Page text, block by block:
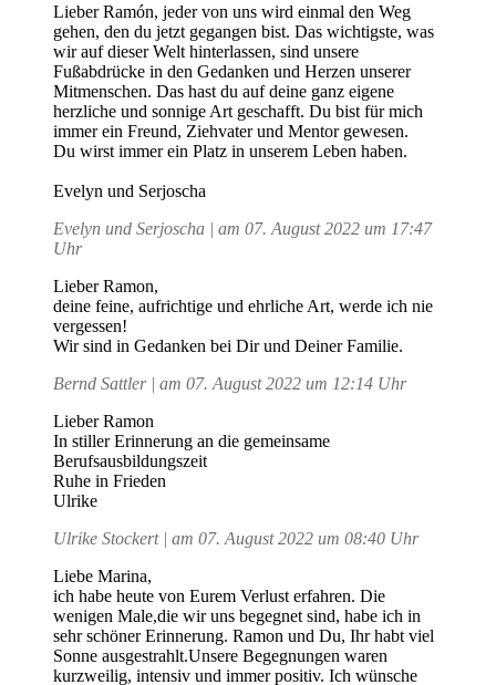
Lieber Ramón, jeder von uns wird einmal den Weg
gehen, den du jetzt gegangen bist. Das wichtigste, was
wir auf dieser Welt hinterlassen, sind unsere
Fußabdrücke in den Gedanken und Herzen unserer
Mitmenschen. Das hast du auf deine ganz eigene
herzliche und sonnige Art geschafft. Du bist für mich
immer ein Freund, Ziehvater und Mentor gewesen.
Du wirst immer ein Platz in unserem Leben haben.
Evelyn und Serjoscha
Evelyn und Serjoscha | am 07. August 2022 um 17:47
Uhr
Lieber Ramon,
deine feine, aufrichtige und ehrliche Art, werde ich nie
vergessen!
Wir sind in Gedanken bei Dir und Deiner Familie.
Bernd Sattler | am 07. August 2022 um 12:14 Uhr
Lieber Ramon
In stiller Erinnerung an die gemeinsame
Berufsausbildungszeit
Ruhe in Frieden
Ulrike
Ulrike Stockert | am 07. August 2022 um 08:40 Uhr
Liebe Marina,
ich habe heute von Eurem Verlust erfahren. Die
wenigen Male,die wir uns begegnet sind, habe ich in
sehr schöner Erinnerung. Ramon und Du, Ihr habt viel
Sonne ausgestrahlt.Unsere Begegnungen waren
kurzweilig, intensiv und immer positiv. Ich wünsche